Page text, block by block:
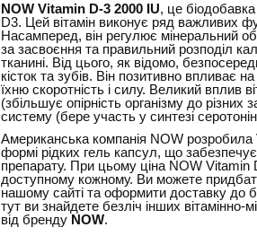
NOW Vitamin D-3 2000 IU, це
D3. Цей вітамін виконує ряд важливих
Насамперед, він регулює мінеральний
за засвоєння та правильний розподіл
тканині. Від цього, як відомо,
кісток та зубів. Він позитивно впливає
їхню скоротність і силу. Великий вплив
(збільшує опірність організму до
систему (бере участь у синтезі
Американська компанія NOW
формі рідких гель капсул, що забезпечує
препарату. При цьому ціна NOW Vitamin
доступному кожному. Ви можете
нашому сайті та оформити доставку до
тут ви знайдете безліч інших вітамінно-
від бренду NOW.